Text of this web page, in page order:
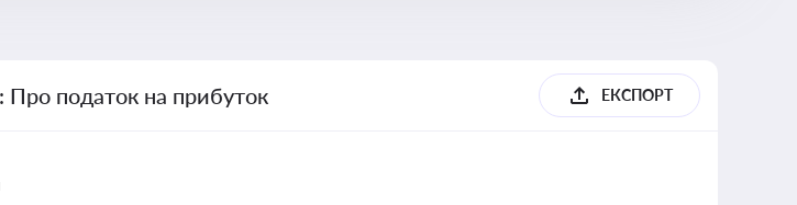
Про податок на прибуток ЕКСПОРТ